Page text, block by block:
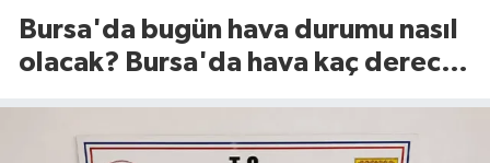
Bursa'da bugün hava durumu nasıl
olacak? Bursa'da hava kaç derece?